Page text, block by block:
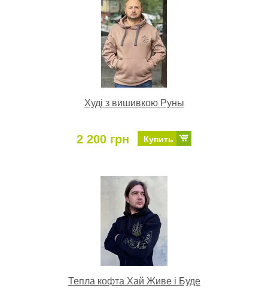
Худі з вишивкою Руны
2 200 грн Купить
Тепла кофта Хай Живе і Буде